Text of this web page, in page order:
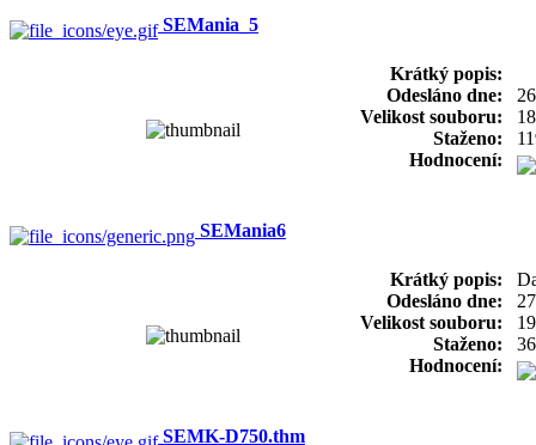
SEMania_5
Krátký popis:
Odesláno dne:
Velikost souboru:
Staženo:
Hodnocení:
SEMania6
Krátký popis:
Odesláno dne:
Velikost souboru:
Staženo:
Hodnocení:
SEMK-D750.thm